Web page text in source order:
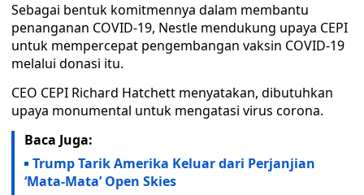
Sebagai bentuk komitmennya dalam membantu
penanganan COVID-19, Nestle mendukung upaya CEPI
untuk mempercepat pengembangan vaksin COVID-19
melalui donasi itu.
CEO CEPI Richard Hatchett menyatakan, dibutuhkan
upaya monumental untuk mengatasi virus corona.
Baca Juga:
Trump Tarik Amerika Keluar dari Perjanjian
‘Mata-Mata’ Open Skies